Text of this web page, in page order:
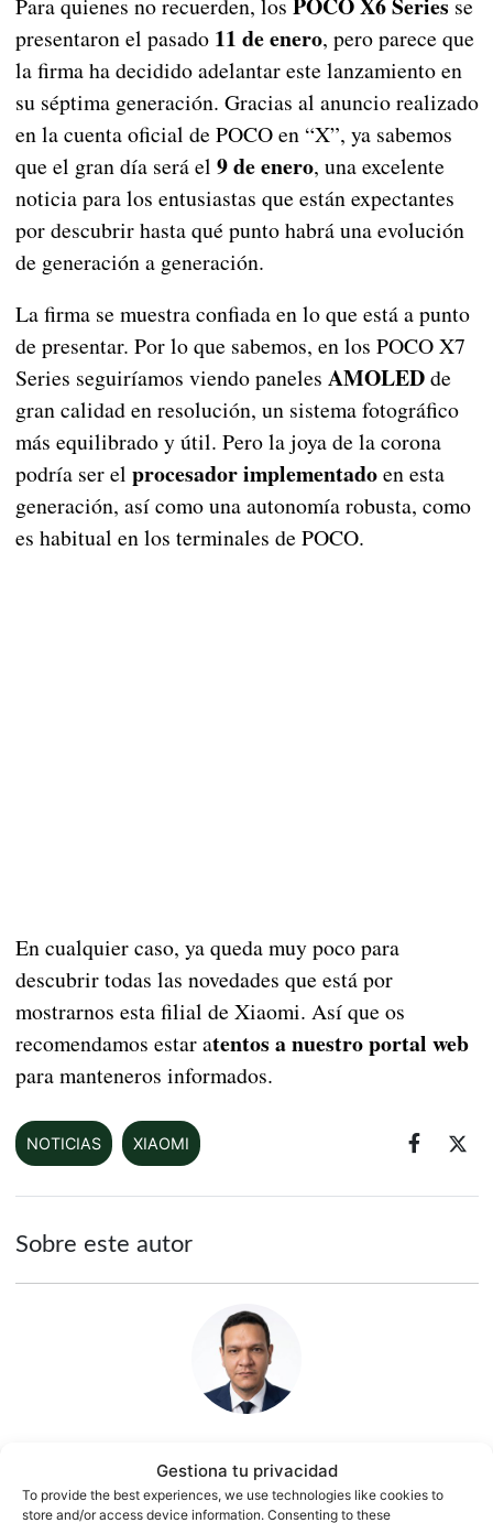
Gestiona tu privacidad
To provide the best experiences, we use technologies like cookies to
store and/or access device information. Consenting to these
Para quienes no recuerden, los
se
presentaron el pasado 11 de enero, pero parece que
la firma ha decidido adelantar este lanzamiento en
su séptima generación. Gracias al anuncio realizado
en la cuenta oficial de POCO en “X”, ya sabemos
que el gran día será el 9 de enero, una excelente
noticia para los entusiastas que están expectantes
por descubrir hasta qué punto habrá una evolución
de generación a generación.
La firma se muestra confiada en lo que está a punto
de presentar. Por lo que sabemos, en los POCO X7
Series seguiríamos viendo paneles AMOLEDde
gran calidad en resolución, un sistema fotográfico
más equilibrado y útil. Pero la joya de la corona
podría ser el procesador implementadoen esta
generación, así como una autonomía robusta, como
es habitual en los terminales de POCO.
En cualquier caso, ya queda muy poco para
descubrir todas las novedades que está por
mostrarnos esta filial de Xiaomi. Así que os
recomendamos estar atentos a nuestro portal web
para manteneros informados.
NOTICIAS XIAOMI
Sobre este autor
Jesús González
1500 artículos publicados en ProAndroid desde 2020.